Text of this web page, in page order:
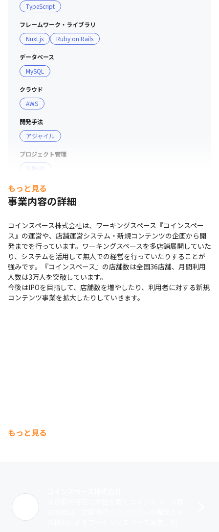
TypeScript
フレームワーク・ライブラリ
Nuxt.js
Ruby on Rails
データベース
MySQL
クラウド
AWS
開発手法
アジャイル
プロジェクト管理
GitHub
コミュニケーションツール
Slack
現場で選択可能（Windows/Mac）
もっと見る
事業内容の詳細
コインスペース株式会社は、ワーキングスペース『コインスペー
ス』の運営や、店舗運営システム・新規コンテンツの企画から開
発までを行っています。ワーキングスペースを多店舗展開していた
り、システムを活用して無人での経営を行っていたりすることが
強みです。『コインスペース』の店舗数は全国36店舗、月間利用
人数は3万人を突破しています。
今後はIPOを目指して、店舗数を増やしたり、利用者に対する新規
コンテンツ事業を拡大したりしていきます。
もっと見る